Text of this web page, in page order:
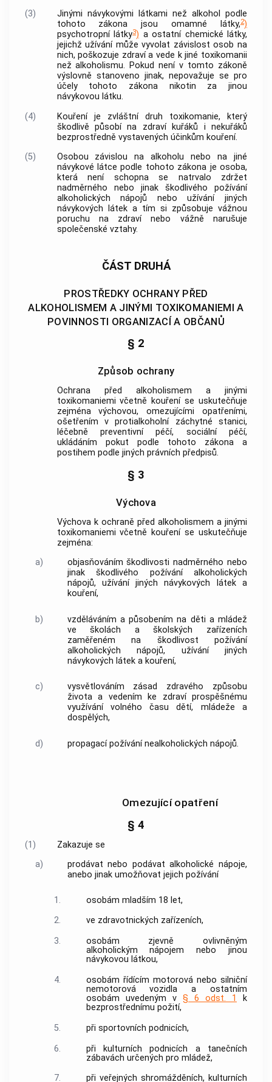
(3)
Jinými návykovými látkami než alkohol podle
tohoto zákona jsou omamné látky,2)
psychotropní látky3) a ostatní chemické látky,
jejichž užívání může vyvolat závislost osob na
nich, poškozuje zdraví a vede k jiné toxikomanii
než alkoholismu. Pokud není v tomto zákoně
výslovně stanoveno jinak, nepovažuje se pro
účely tohoto zákona nikotin za jinou
návykovou látku.
(4)
Kouření je zvláštní druh toxikomanie, který
škodlivě působí na zdraví kuřáků i nekuřáků
bezprostředně vystavených účinkům kouření.
(5)
Osobou závislou na alkoholu nebo na jiné
návykové látce podle tohoto zákona je osoba,
která není schopna se natrvalo zdržet
nadměrného nebo jinak škodlivého požívání
alkoholických nápojů nebo užívání jiných
návykových látek a tím si způsobuje vážnou
poruchu na zdraví nebo vážně narušuje
společenské vztahy.
ČÁST DRUHÁ
PROSTŘEDKY OCHRANY PŘED
ALKOHOLISMEM A JINÝMI TOXIKOMANIEMI A
POVINNOSTI ORGANIZACÍ A OBČANŮ
§ 2
Způsob ochrany
Ochrana před alkoholismem a jinými
toxikomaniemi včetně kouření se uskutečňuje
zejména výchovou, omezujícími opatřeními,
ošetřením v protialkoholní záchytné stanici,
léčebně preventivní péčí, sociální péčí,
ukládáním pokut podle tohoto zákona a
postihem podle jiných právních předpisů.
§ 3
Výchova
Výchova k ochraně před alkoholismem a jinými
toxikomaniemi včetně kouření se uskutečňuje
zejména:
a)
objasňováním škodlivosti nadměrného nebo
jinak škodlivého požívání alkoholických
nápojů, užívání jiných návykových látek a
kouření,
b)
vzděláváním a působením na děti a mládež
ve školách a školských zařízeních
zaměřeném na škodlivost požívání
alkoholických nápojů, užívání jiných
návykových látek a kouření,
c)
vysvětlováním zásad zdravého způsobu
života a vedením ke zdraví prospěšnému
využívání volného času dětí, mládeže a
dospělých,
d) propagací požívání nealkoholických nápojů.
Omezující opatření
§ 4
(1)
Zakazuje se
a)
prodávat nebo podávat alkoholické nápoje,
anebo jinak umožňovat jejich požívání
1.
osobám mladším 18 let,
2.
ve zdravotnických zařízeních,
3.
osobám zjevně ovlivněným
alkoholickým nápojem nebo jinou
návykovou látkou,
4.
osobám řídícím motorová nebo silniční
nemotorová vozidla a ostatním
osobám uvedeným v § 6 odst. 1
k
bezprostřednímu požití,
5.
při sportovních podnicích,
6.
při kulturních podnicích a tanečních
zábavách určených pro mládež,
7.
při veřejných shromážděních, kulturních